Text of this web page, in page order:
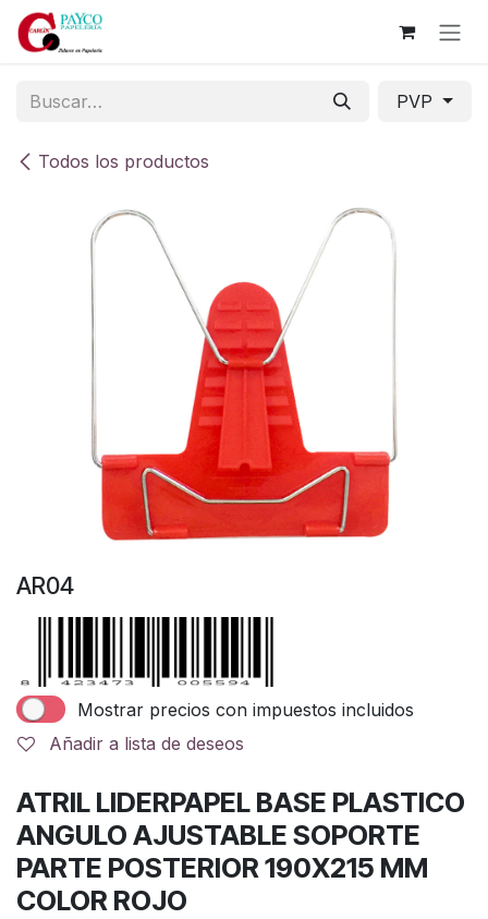
Ir al contenido
Todos los productos
PVP
AR04
Mostrar precios con impuestos incluidos
Añadir a lista de deseos
ATRIL LIDERPAPEL BASE PLASTICO
ANGULO AJUSTABLE SOPORTE
PARTE POSTERIOR 190X215 MM
COLOR ROJO